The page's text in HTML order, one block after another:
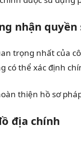
nhận
trọng nhất của
có thể xác định
thiện hồ sơ
địa chính